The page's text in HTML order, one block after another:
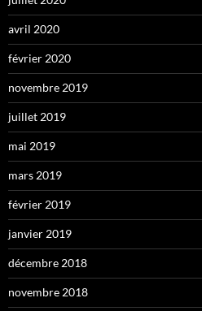
avril 2020
février 2020
novembre 2019
juillet 2019
mai 2019
mars 2019
février 2019
janvier 2019
décembre 2018
novembre 2018